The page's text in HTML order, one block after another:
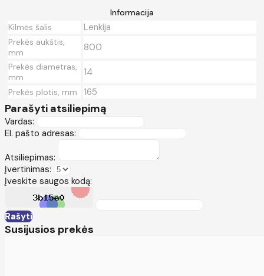
Informacija
Kilmės šalis
Lenkija
Prekės aukštis,
mm
800
Prekės diametras,
mm
14
Prekės plotis, mm 165
Parašyti atsiliepimą
Vardas:
El. pašto adresas:
Atsiliepimas:
Įvertinimas:
Įveskite saugos kodą:
Rašyti
Susijusios prekės